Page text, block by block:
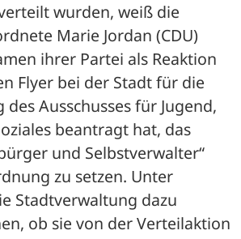
wurden, weiß die
Marie Jordan (CDU)
ihrer Partei als Reaktion
Flyer bei der Stadt für die
des Ausschusses für Jugend,
beantragt hat, das
und Selbstverwalter“
zu setzen. Unter
Stadtverwaltung dazu
ob sie von der Verteilaktion